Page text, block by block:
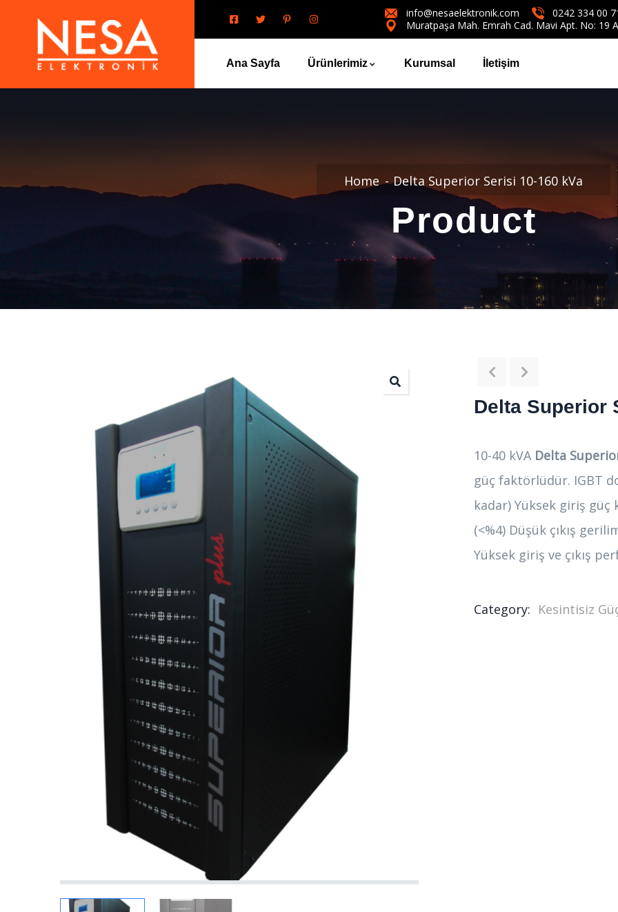
info@nesaelektronik.com
0242 334 00
Muratpaşa Mah. Emrah Cad. Mavi Apt. No: 19
Ana Sayfa Ürünlerimiz Kurumsal İletişim
Home Delta Superior Serisi 10-160 kVa
Product
Delta Superior
10-40 kVA Delta
güç faktörlüdür. IGBT
kadar) Yüksek giriş güç
(<%4) Düşük çıkış
Yüksek giriş ve çıkış
Category: Kesintisiz